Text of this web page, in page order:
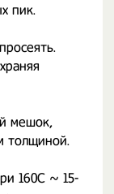
пик.
мешок,
толщиной.
160С ~ 15-